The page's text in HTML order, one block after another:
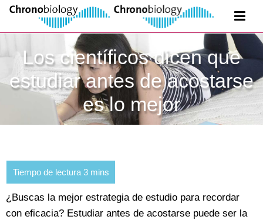
Los científicos dicen que
estudiar antes de acostarse
es lo mejor
¿Buscas la mejor estrategia de estudio para recordar
con eficacia? Estudiar antes de acostarse puede ser la